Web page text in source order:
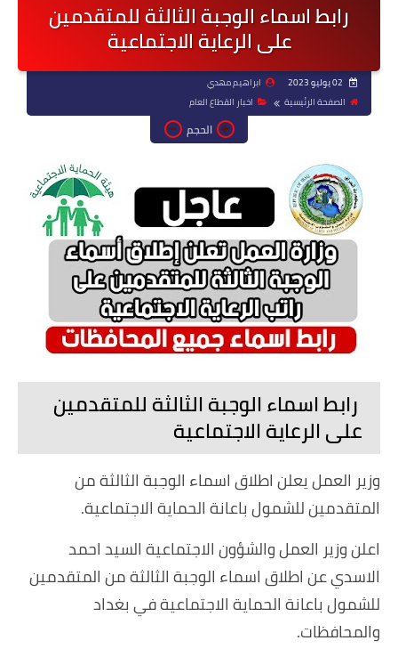
رابط اسماء الوجبة الثالثة للمتقدمين
على الرعاية الاجتماعية
ابراهيم مهدي
الصفحة الرئيسية
اخبار القطاع العام
الحجم
رابط اسماء الوجبة الثالثة للمتقدمين
على الرعاية الاجتماعية
وزير العمل يعلن اطلاق اسماء الوجبة الثالثة من
المتقدمين للشمول باعانة الحماية الاجتماعية.
اعلن وزير العمل والشؤون الاجتماعية السيد احمد
الاسدي عن اطلاق اسماء الوجبة الثالثة من المتقدمين
للشمول باعانة الحماية الاجتماعية في بغداد
والمحافظات.